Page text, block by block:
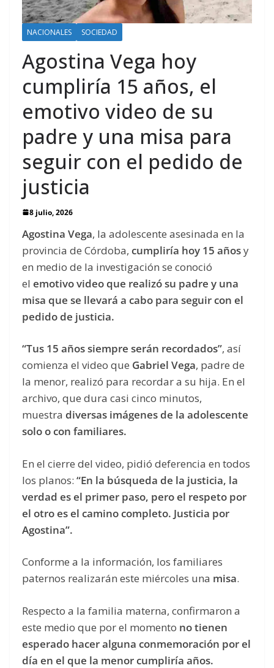
NACIONALES SOCIEDAD
Agostina Vega hoy
cumpliría 15 años, el
emotivo video de su
padre y una misa para
seguir con el pedido de
justicia
8 julio, 2026
Agostina Vega, la adolescente asesinada en la
provincia de Córdoba, cumpliría hoy 15 añosy
en medio de la investigación se conoció
el emotivo video que realizó su padre y una
misa que se llevará a cabo para seguir con el
pedido de justicia.
“Tus 15 años siempre serán recordados”, así
comienza el video que Gabriel Vega, padre de
la menor, realizó para recordar a su hija. En el
archivo, que dura casi cinco minutos,
muestra diversas imágenes de la adolescente
solo o con familiares.
En el cierre del video, pidió deferencia en todos
los planos: “En la búsqueda de la justicia, la
verdad es el primer paso, pero el respeto por
el otro es el camino completo. Justicia por
Agostina”.
Conforme a la información, los familiares
paternos realizarán este miércoles una misa.
Respecto a la familia materna, confirmaron a
este medio que por el momento no tienen
esperado hacer alguna conmemoración por el
día en el que la menor cumpliría años.